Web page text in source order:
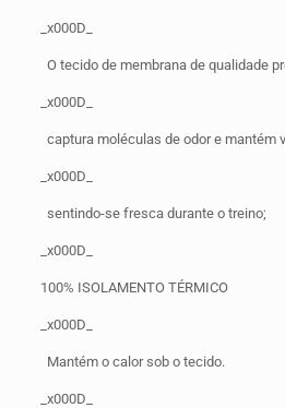
_x000D_
O tecido de membrana de qualidade
_x000D_
captura moléculas de odor e mantém
_x000D_
sentindo-se fresca durante o treino;
_x000D_
100% ISOLAMENTO TÉRMICO
_x000D_
Mantém o calor sob o tecido.
_x000D_